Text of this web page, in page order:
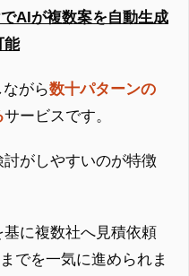
AIが複数案を自動生成
能
がら数十パターンの
サービスです。
がしやすいのが特徴
に複数社へ見積依頼
でを一気に進められま